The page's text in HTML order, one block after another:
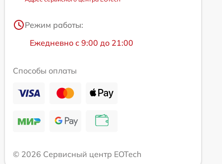
Режим работы:
Ежедневно с 9:00 до 21:00
Способы оплаты
© 2026 Сервисный центр EOTech